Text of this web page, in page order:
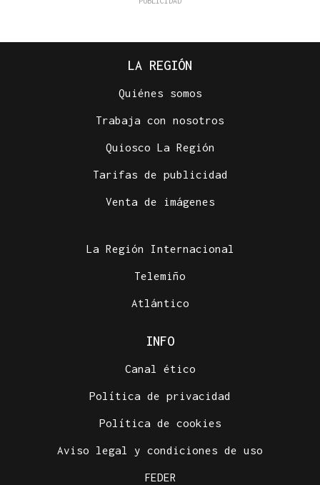
LA REGIÓN
Quiénes somos
Trabaja con nosotros
Quiosco La Región
Tarifas de publicidad
Venta de imágenes
La Región Internacional
Telemiño
Atlántico
INFO
Canal ético
Política de privacidad
Política de cookies
Aviso legal y condiciones de uso
FEDER